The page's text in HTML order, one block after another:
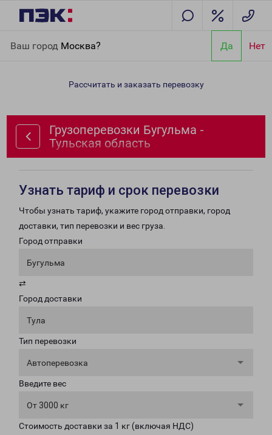
Ваш город Москва? Да Нет
область
Рассчитать и заказать перевозку
Грузоперевозки Бугульма -
Тульская область
Узнать тариф и срок перевозки
Чтобы узнать тариф, укажите город отправки, город
доставки, тип перевозки и вес груза.
Город отправки
Бугульма
⇄
Город доставки
Тула
Тип перевозки
Автоперевозка
Введите вес
От 3000 кг
Стоимость доставки за 1 кг (включая НДС)